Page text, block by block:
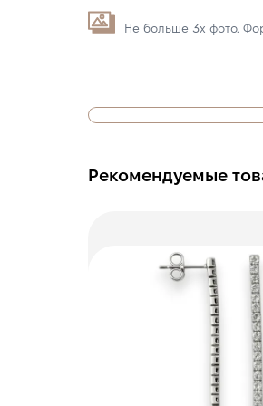
Не больше 3х фото.
Рекомендуемые